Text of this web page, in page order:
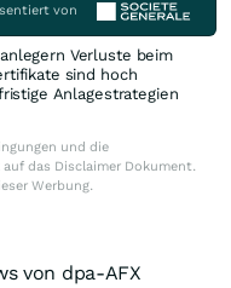
von
Verluste beim
sind hoch
Anlagestrategien
und die
das Disclaimer Dokument.
Werbung.
von dpa-AFX